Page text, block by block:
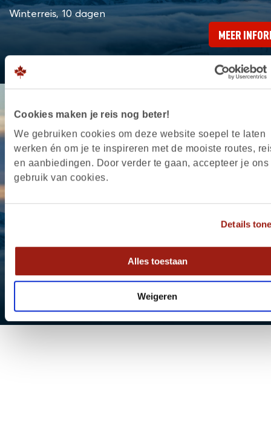
Cookies maken je reis nog beter!
We gebruiken cookies om deze website soepel te laten
werken én om je te inspireren met de mooiste routes,
en aanbiedingen. Door verder te gaan, accepteer je ons
gebruik van cookies.
Details
Alles toestaan
Weigeren
Winterreis, 10 dagen
MEER
Untamed Travelling
LUXE WINTERREIS
EDMONTON EN JASPER
MEER